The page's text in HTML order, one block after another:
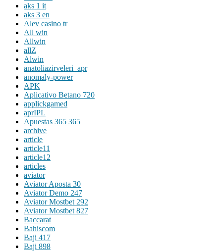
aks 1 it
aks 3 en
Alev casino tr
All win
Allwin
allZ
Alwin
anatoliazirveleri_apr
anomaly-power
APK
Aplicativo Betano 720
applickgamed
aprIPL
Apuestas 365 365
archive
article
article11
article12
articles
aviator
Aviator Aposta 30
Aviator Demo 247
Aviator Mostbet 292
Aviator Mostbet 827
Baccarat
Bahiscom
Baji 417
Baji 898